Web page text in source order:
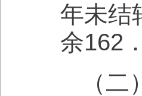
年未结
余162
（